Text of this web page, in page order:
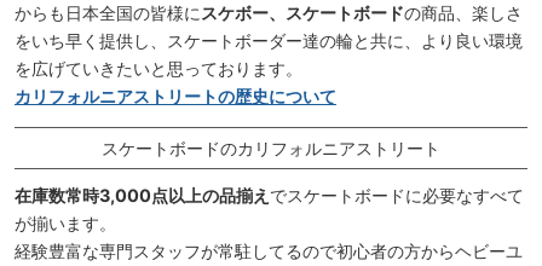
からも日本全国の皆様に スケボー、スケートボードの商品、楽しさ
をいち早く提供し、スケートボーダー達の輪と共に、より良い環境
を広げていきたいと思っております。
カリフォルニアストリートの歴史について
スケートボードのカリフォルニアストリート
在庫数常時3,000点以上の品揃え でスケートボードに必要なすべて
が揃います。
経験豊富な専門スタッフが常駐してるので初心者の方からヘビーユ